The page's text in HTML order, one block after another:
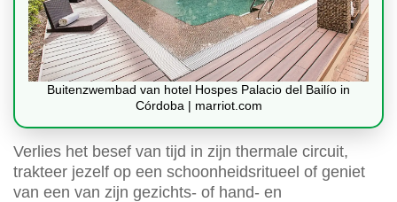
Buitenzwembad van hotel Hospes Palacio del Bailío in
Córdoba | marriot.com
Verlies het besef van tijd in zijn thermale circuit,
trakteer jezelf op een schoonheidsritueel of geniet
van een van zijn gezichts- of hand- en